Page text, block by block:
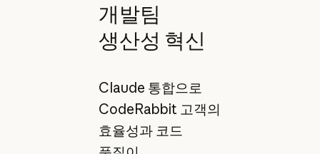
개발팀
생산성 혁신
Claude 통합으로
CodeRabbit 고객의
효율성과 코드